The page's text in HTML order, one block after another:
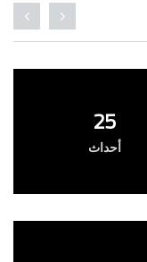
25
أحداث